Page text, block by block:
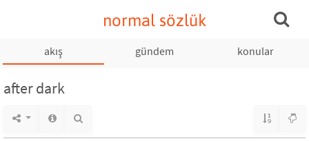
normal sözlük
akış gündem konular
after dark